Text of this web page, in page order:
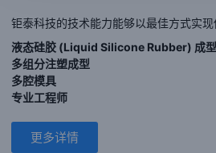
钜泰科技的技术能力能够以最佳方式实
液态硅胶 (Liquid Silicone Rubber) 成型
多组分注塑成型
多腔模具
专业工程师
更多详情